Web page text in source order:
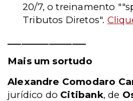
20/7, o treinamento
Tributos Diretos".
Mais um sortudo
Alexandre Comodaro
jurídico do Citibank, de